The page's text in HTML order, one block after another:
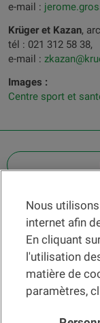
e-mail :
Krüger et Kazan,
tél : 021 312 58 38,
e-mail :
Images :
Centre sport et
Nous
internet afin
En cliquant
l'utilisation
matière de
paramètres,